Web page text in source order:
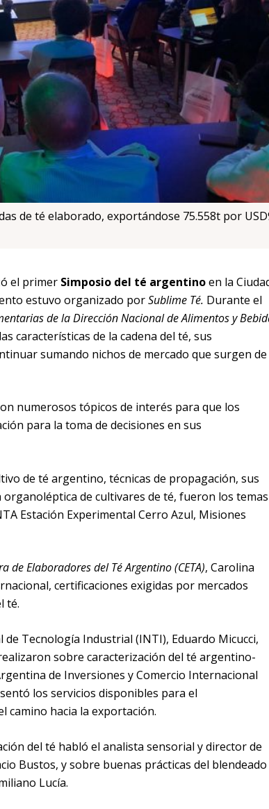
de té elaborado, exportándose 75.558t por
el primer Simposio del té argentinoen la
estuvo organizado porSublime Té. Durante el
de la Dirección Nacional de Alimentos y
características de la cadena del té, sus
sumando nichos de mercado que surgen de
numerosos tópicos de interés para que los
para la toma de decisiones en sus
de té argentino, técnicas de propagación, sus
de cultivares de té, fueron los temas
Estación Experimental Cerro Azul, Misiones
de Elaboradores del Té Argentino (CETA), Carolina
certificaciones exigidas por mercados
té.
Tecnología Industrial (INTI), Eduardo Micucci,
sobre caracterización del té argentino-
de Inversiones y Comercio Internacional
los servicios disponibles para el
camino hacia la exportación.
del té habló el analista sensorial y director de
Bustos, y sobre buenas prácticas del blendeado
Lucía.